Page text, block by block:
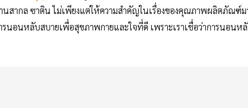
นสากล ซาติน ไม่เพียงแต่ให้ความสำคัญในเรื่องของคุณภาพผลิตภัณฑ์ม
รนอนหลับสบายเพื่อสุขภาพกายและใจที่ดี เพราะเราเชื่อว่าการนอนห